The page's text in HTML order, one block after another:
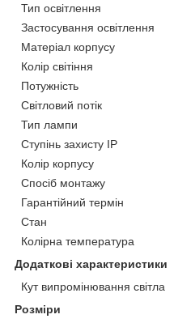
Тип освітлення
Застосування освітлення
Матеріал корпусу
Колір світіння
Потужність
Світловий потік
Тип лампи
Ступінь захисту IP
Колір корпусу
Спосіб монтажу
Гарантійний термін
Стан
Колірна температура
Додаткові характеристики
Кут випромінювання світла
Розміри